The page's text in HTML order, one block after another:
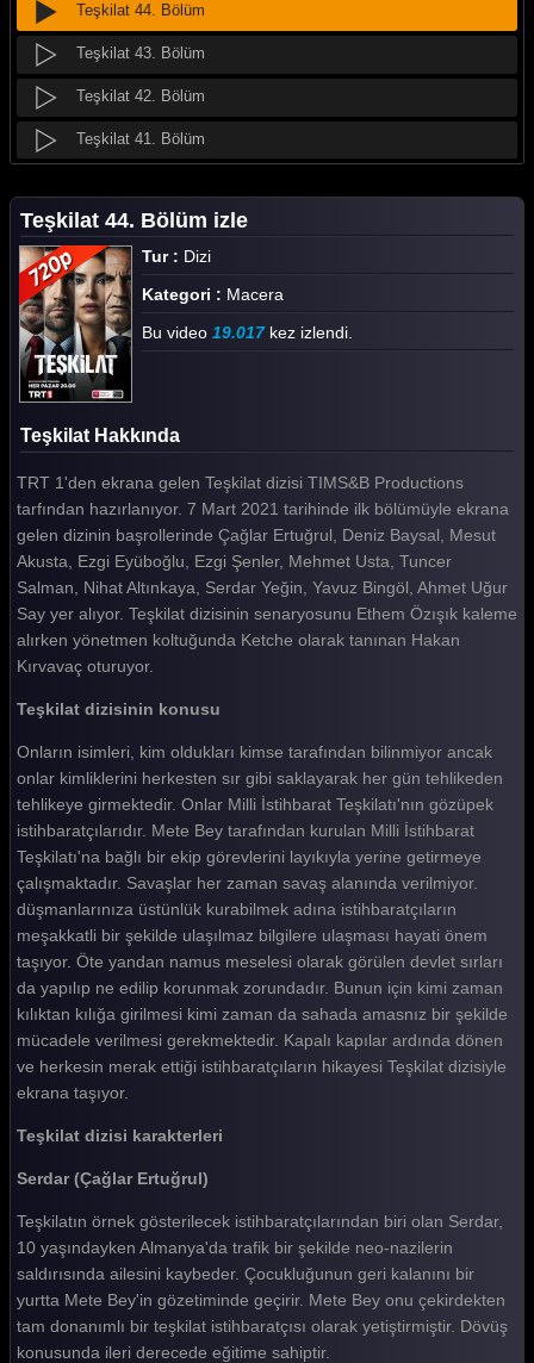
Teşkilat 44. Bölüm
Teşkilat 43. Bölüm
Teşkilat 42. Bölüm
Teşkilat 41. Bölüm
Teşkilat 39. Bölüm
Teşkilat 38. Bölüm
Teşkilat 37. Bölüm
Teşkilat 36. Bölüm
Teşkilat 35. Bölüm
Teşkilat 34. Bölüm
Teşkilat 33. Bölüm
Teşkilat 32. Bölüm
Teşkilat 31. Bölüm
Teşkilat 30. Bölüm
Teşkilat 29. Bölüm
Teşkilat 26. Bölüm
Teşkilat 25. Bölüm
Teşkilat 24. Bölüm
Teşkilat 23. Bölüm
Teşkilat 22. Bölüm
Teşkilat 21. Bölüm
Teşkilat 20. Bölüm
Teşkilat 18. Bölüm
Teşkilat 17. Bölüm
Teşkilat 16. Bölüm
Teşkilat 15. Bölüm
Teşkilat 14. Bölüm
Teşkilat 13. Bölüm
Teşkilat 44. Bölüm izle
Tur : Dizi
Kategori : Macera
Bu video 19.017kez izlendi.
Teşkilat Hakkında
TRT 1'den ekrana gelen Teşkilat dizisi TIMS&B Productions
tarfından hazırlanıyor. 7 Mart 2021 tarihinde ilk bölümüyle ekrana
gelen dizinin başrollerinde Çağlar Ertuğrul, Deniz Baysal, Mesut
Akusta, Ezgi Eyüboğlu, Ezgi Şenler, Mehmet Usta, Tuncer
Salman, Nihat Altınkaya, Serdar Yeğin, Yavuz Bingöl, Ahmet Uğur
Say yer alıyor. Teşkilat dizisinin senaryosunu Ethem Özışık kaleme
alırken yönetmen koltuğunda Ketche olarak tanınan Hakan
Kırvavaç oturuyor.
Teşkilat dizisinin konusu
Onların isimleri, kim oldukları kimse tarafından bilinmiyor ancak
onlar kimliklerini herkesten sır gibi saklayarak her gün tehlikeden
tehlikeye girmektedir. Onlar Milli İstihbarat Teşkilatı'nın gözüpek
istihbaratçılarıdır. Mete Bey tarafından kurulan Milli İstihbarat
Teşkilatı'na bağlı bir ekip görevlerini layıkıyla yerine getirmeye
çalışmaktadır. Savaşlar her zaman savaş alanında verilmiyor.
düşmanlarınıza üstünlük kurabilmek adına istihbaratçıların
meşakkatli bir şekilde ulaşılmaz bilgilere ulaşması hayati önem
taşıyor. Öte yandan namus meselesi olarak görülen devlet sırları
da yapılıp ne edilip korunmak zorundadır. Bunun için kimi zaman
kılıktan kılığa girilmesi kimi zaman da sahada amasnız bir şekilde
mücadele verilmesi gerekmektedir. Kapalı kapılar ardında dönen
ve herkesin merak ettiği istihbaratçıların hikayesi Teşkilat dizisiyle
ekrana taşıyor.
Teşkilat dizisi karakterleri
Serdar (Çağlar Ertuğrul)
Teşkilatın örnek gösterilecek istihbaratçılarından biri olan Serdar,
10 yaşındayken Almanya'da trafik bir şekilde neo-nazilerin
saldırısında ailesini kaybeder. Çocukluğunun geri kalanını bir
yurtta Mete Bey'in gözetiminde geçirir. Mete Bey onu çekirdekten
tam donanımlı bir teşkilat istihbaratçısı olarak yetiştirmiştir. Dövüş
konusunda ileri derecede eğitime sahiptir.